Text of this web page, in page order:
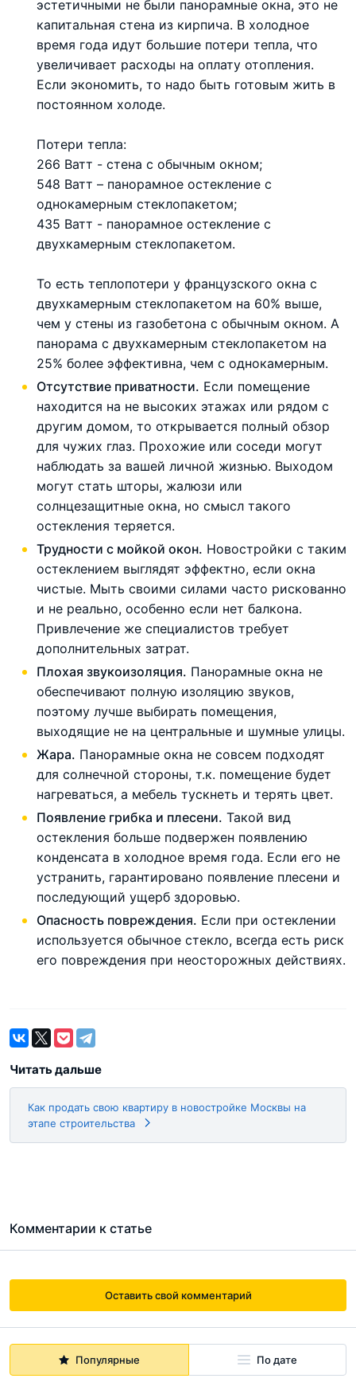
эстетичными не были панорамные окна, это не
капитальная стена из кирпича. В холодное
время года идут большие потери тепла, что
увеличивает расходы на оплату отопления.
Если экономить, то надо быть готовым жить в
постоянном холоде.
Потери тепла:
266 Ватт - стена с обычным окном;
548 Ватт – панорамное остекление с
однокамерным стеклопакетом;
435 Ватт - панорамное остекление с
двухкамерным стеклопакетом.
То есть теплопотери у французского окна с
двухкамерным стеклопакетом на 60% выше,
чем у стены из газобетона с обычным окном. А
панорама с двухкамерным стеклопакетом на
25% более эффективна, чем с однокамерным.
Отсутствие приватности. Если помещение
находится на не высоких этажах или рядом с
другим домом, то открывается полный обзор
для чужих глаз. Прохожие или соседи могут
наблюдать за вашей личной жизнью. Выходом
могут стать шторы, жалюзи или
солнцезащитные окна, но смысл такого
остекления теряется.
Трудности с мойкой окон. Новостройки с таким
остеклением выглядят эффектно, если окна
чистые. Мыть своими силами часто рискованно
и не реально, особенно если нет балкона.
Привлечение же специалистов требует
дополнительных затрат.
Плохая звукоизоляция. Панорамные окна не
обеспечивают полную изоляцию звуков,
поэтому лучше выбирать помещения,
выходящие не на центральные и шумные улицы.
Жара. Панорамные окна не совсем подходят
для солнечной стороны, т.к. помещение будет
нагреваться, а мебель тускнеть и терять цвет.
Появление грибка и плесени. Такой вид
остекления больше подвержен появлению
конденсата в холодное время года. Если его не
устранить, гарантировано появление плесени и
последующий ущерб здоровью.
Опасность повреждения. Если при остеклении
используется обычное стекло, всегда есть риск
его повреждения при неосторожных действиях.
Читать дальше
Как продать свою квартиру в новостройке Москвы на
этапе строительства
Комментарии к статье
Оставить свой комментарий
Популярные По дате